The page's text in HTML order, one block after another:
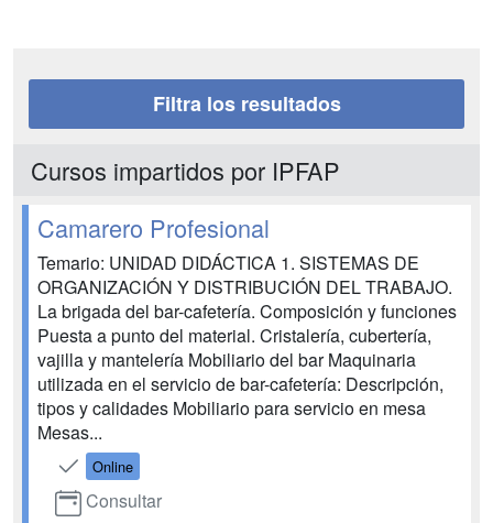
Filtra los resultados
Cursos impartidos por IPFAP
Camarero Profesional
Temario: UNIDAD DIDÁCTICA 1. SISTEMAS DE
ORGANIZACIÓN Y DISTRIBUCIÓN DEL TRABAJO.
La brigada del bar-cafetería. Composición y funciones
Puesta a punto del material. Cristalería, cubertería,
vajilla y mantelería Mobiliario del bar Maquinaria
utilizada en el servicio de bar-cafetería: Descripción,
tipos y calidades Mobiliario para servicio en mesa
Mesas...
Online
Consultar